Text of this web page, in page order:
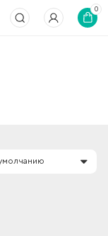
0